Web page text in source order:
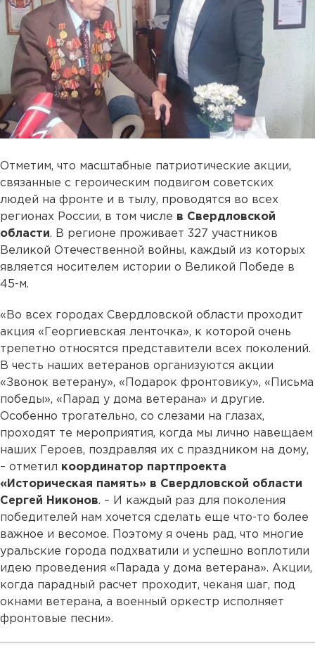
Отметим, что масштабные патриотические акции,
связанные с героическим подвигом советских
людей на фронте и в тылу, проводятся во всех
регионах России, в том числе в Свердловской
области. В регионе проживает 327 участников
Великой Отечественной войны, каждый из которых
является носителем истории о Великой Победе в
45-м.
«Во всех городах Свердловской области проходит
акция «Георгиевская ленточка», к которой очень
трепетно относятся представители всех поколений.
В честь наших ветеранов организуются акции
«Звонок ветерану», «Подарок фронтовику», «Письма
победы», «Парад у дома ветерана» и другие.
Особенно трогательно, со слезами на глазах,
проходят те мероприятия, когда мы лично навещаем
наших Героев, поздравляя их с праздником на дому,
– отметил координатор партпроекта
«Историческая память» в Свердловской области
Сергей Никонов. – И каждый раз для поколения
победителей нам хочется сделать еще что-то более
важное и весомое. Поэтому я очень рад, что многие
уральские города подхватили и успешно воплотили
идею проведения «Парада у дома ветерана». Акции,
когда парадный расчет проходит, чеканя шаг, под
окнами ветерана, а военный оркестр исполняет
фронтовые песни».